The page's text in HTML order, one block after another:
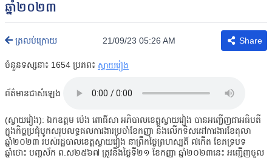
ឆ្នាំ២០២៣
ត្រលប់ក្រោយ 21/09/23 05:26 AM Share
ចំនួនទស្សនា៖ 1654 ប្រភព៖ ស្វាយរៀង
ព័ត៌មានជាសំឡេង
(ស្វាយរៀង): ឯកឧត្តម ប៉េង ពោធិ៍សា អភិបាលខេត្តស្វាយរៀង បានអញ្ជើញជាអធិបតី
ក្នុងកិច្ចប្រជុំបូកសរុបលទ្ធផលការងារប្រចាំខែកញ្ញា និងលើកទិសដៅការងារខែតុលា
ឆ្នាំ២០២៣ របស់រដ្ឋបាលខេត្តស្វាយរៀង នាព្រឹកថ្ងៃព្រហស្បតិ៍ ៧កើត ខែភទ្របទ
ឆ្នាំថោះ បញ្ចស័ក ព.ស២៥៦៧ ត្រូវនិងថ្ងៃទី២១ ខែកញ្ញា ឆ្នាំ២០២៣នេះ អញ្ជើញចូល